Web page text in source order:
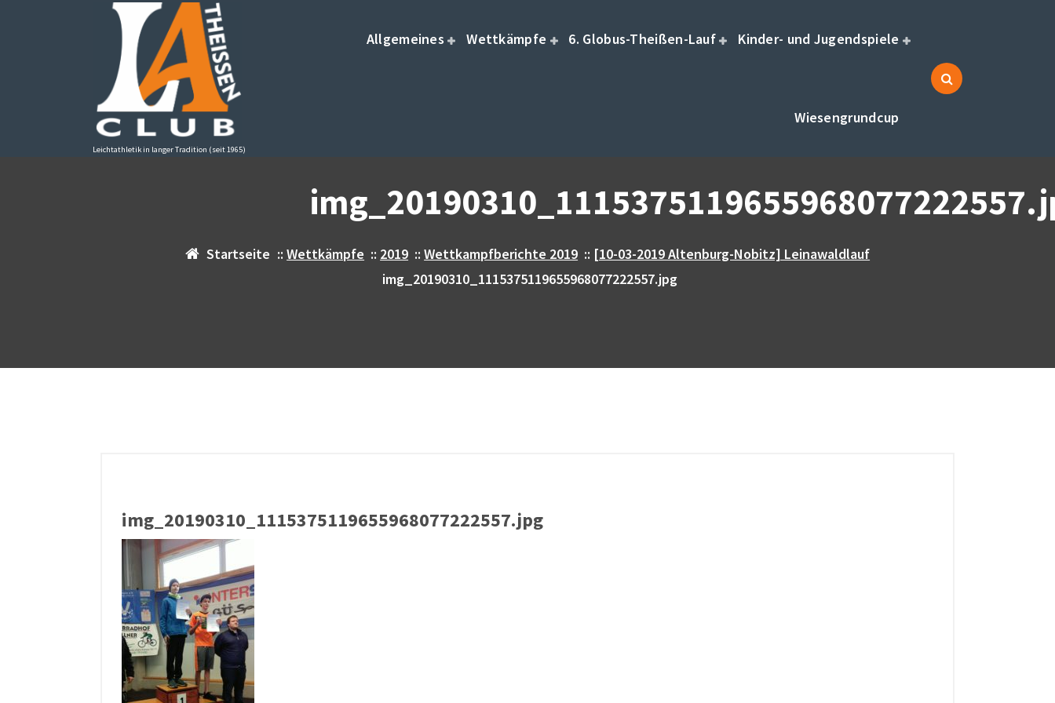
Leichtathletik in langer Tradition (seit 1965)
Allgemeines Wettkämpfe 6. Globus-Theißen-Lauf Kinder- und Jugendspiele
Wiesengrundcup
Startseite ::Wettkämpfe :: 2019 ::Wettkampfberichte 2019 :: [10-03-2019 Altenburg-Nobitz] Leinawaldlauf
img_20190310_1115375119655968077222557.jpg
img_20190310_1115375119655968077222557.jpg